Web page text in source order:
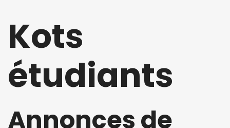
Kots
étudiants
Annonces de